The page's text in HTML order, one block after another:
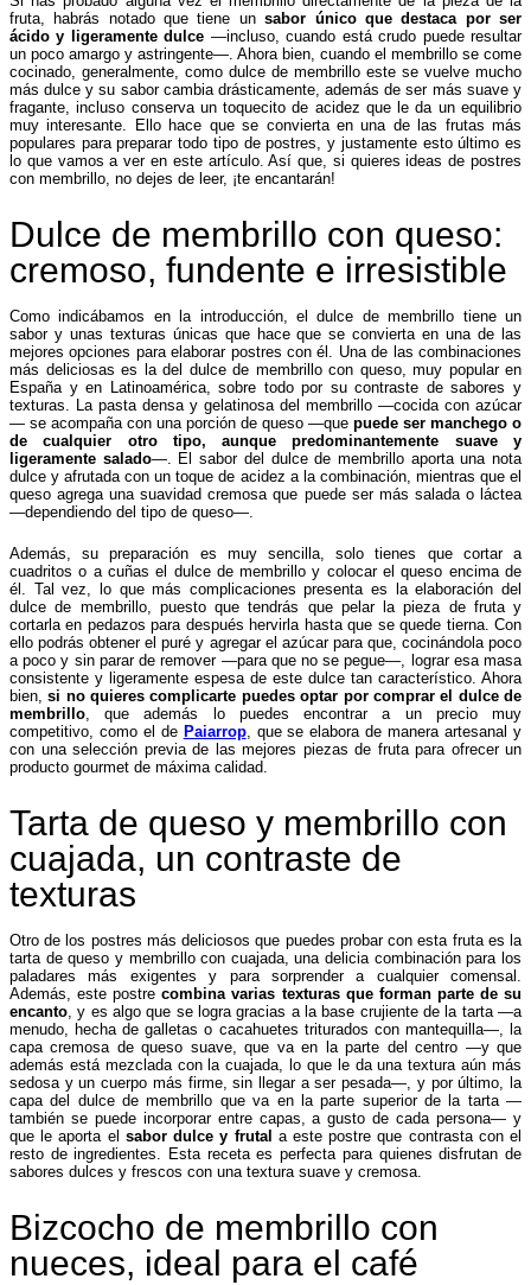
fruta, habrás notado que tiene unsabor único que destaca por ser
ácido y ligeramente dulce —incluso, cuando está crudo puede resultar
un poco amargo y astringente—. Ahora bien, cuando el membrillo se come
cocinado, generalmente, como dulce de membrillo este se vuelve mucho
más dulce y su sabor cambia drásticamente, además de ser más suave y
fragante, incluso conserva un toquecito de acidez que le da un equilibrio
muy interesante. Ello hace que se convierta en una de las frutas más
populares para preparar todo tipo de postres, y justamente esto último es
lo que vamos a ver en este artículo. Así que, si quieres ideas de postres
con membrillo, no dejes de leer, ¡te encantarán!
Dulce de membrillo con queso:
cremoso, fundente e irresistible
Como indicábamos en la introducción, el dulce de membrillo tiene un
sabor y unas texturas únicas que hace que se convierta en una de las
mejores opciones para elaborar postres con él. Una de las combinaciones
más deliciosas es la del dulce de membrillo con queso, muy popular en
España y en Latinoamérica, sobre todo por su contraste de sabores y
texturas. La pasta densa y gelatinosa del membrillo —cocida con azúcar
— se acompaña con una porción de queso —que puede ser manchego o
de cualquier otro tipo, aunque predominantemente suave y
ligeramente salado—. El sabor del dulce de membrillo aporta una nota
dulce y afrutada con un toque de acidez a la combinación, mientras que el
queso agrega una suavidad cremosa que puede ser más salada o láctea
—dependiendo del tipo de queso—.
Además, su preparación es muy sencilla, solo tienes que cortar a
cuadritos o a cuñas el dulce de membrillo y colocar el queso encima de
él. Tal vez, lo que más complicaciones presenta es la elaboración del
dulce de membrillo, puesto que tendrás que pelar la pieza de fruta y
cortarla en pedazos para después hervirla hasta que se quede tierna. Con
ello podrás obtener el puré y agregar el azúcar para que, cocinándola poco
a poco y sin parar de remover —para que no se pegue—, lograr esa masa
consistente y ligeramente espesa de este dulce tan característico. Ahora
bien,si no quieres complicarte puedes optar por comprar el dulce de
membrillo, que además lo puedes encontrar a un precio muy
competitivo, como el de Paiarrop, que se elabora de manera artesanal y
con una selección previa de las mejores piezas de fruta para ofrecer un
producto gourmet de máxima calidad.
Tarta de queso y membrillo con
cuajada, un contraste de
texturas
Otro de los postres más deliciosos que puedes probar con esta fruta es la
tarta de queso y membrillo con cuajada, una delicia combinación para los
paladares más exigentes y para sorprender a cualquier comensal.
Además, este postrecombina varias texturas que forman parte de su
encanto, y es algo que se logra gracias a la base crujiente de la tarta —a
menudo, hecha de galletas o cacahuetes triturados con mantequilla—, la
capa cremosa de queso suave, que va en la parte del centro —y que
además está mezclada con la cuajada, lo que le da una textura aún más
sedosa y un cuerpo más firme, sin llegar a ser pesada—, y por último, la
capa del dulce de membrillo que va en la parte superior de la tarta —
también se puede incorporar entre capas, a gusto de cada persona— y
que le aporta el sabor dulce y frutal a este postre que contrasta con el
resto de ingredientes. Esta receta es perfecta para quienes disfrutan de
sabores dulces y frescos con una textura suave y cremosa.
Bizcocho de membrillo con
nueces, ideal para el café